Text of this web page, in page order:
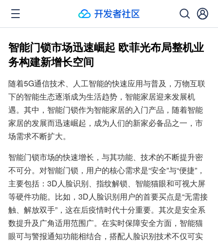
智能门锁市场迅速崛起 欧菲光布局整机业
务构建新增长空间
随着5G通信技术、人工智能的快速应用与普及，万物互联
下的智能生态逐渐成为生活趋势，智能家居迎来发展机
遇。其中，智能门锁作为智能家居的入门产品，随着智能
家居的发展而迅速崛起，成为人们的新家必备品之一，市
场需求不断扩大。
智能门锁市场的快速增长，与其功能、技术的不断提升密
不可分。对智能门锁，用户的核心需求是“安全”与“便捷”，
主要包括：3D人脸识别、指纹解锁、智能猫眼和可视大屏
等硬件功能。比如，3D人脸识别用户的首要买点是“无需接
触、解放双手”，这在后疫情时代十分重要。其次是安全系
数提升及广角适用范围广。在实时保障安全方面，智能猫
眼可与警报通知功能相结合，搭配人脸识别技术不仅可实